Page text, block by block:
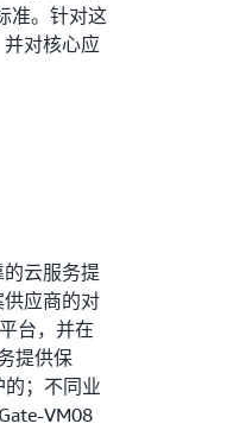
准。针对这
对核心应
云服务提
应商的对
台，并在
提供保
；不同业
VM08